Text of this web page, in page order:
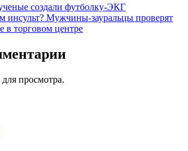
создали футболку-ЭКГ
инсульт? Мужчины-зауральцы проверят
в торговом центре
просмотра.